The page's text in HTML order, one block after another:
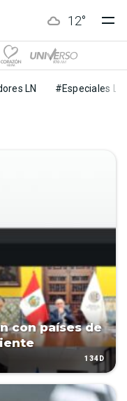
12°
LN #Especiales LN
con países de
134D